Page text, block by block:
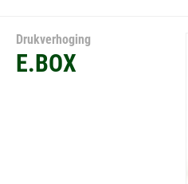
Drukverhoging
E.BOX